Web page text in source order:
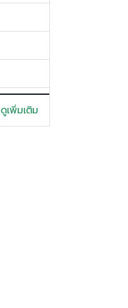
ดูเพิ่มเติม